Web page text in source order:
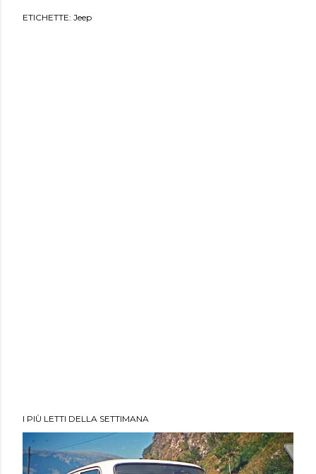
ETICHETTE: Jeep
I PIÙ LETTI DELLA SETTIMANA